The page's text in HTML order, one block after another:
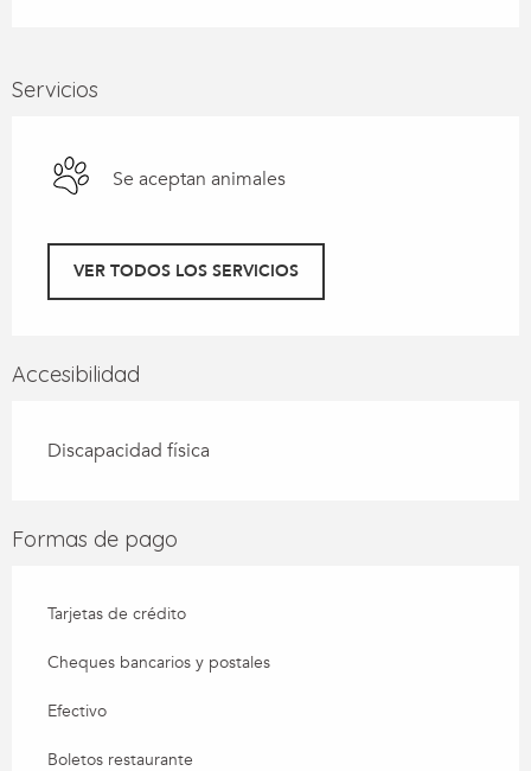
Servicios
Se aceptan animales
VER TODOS LOS SERVICIOS
Accesibilidad
Discapacidad física
Formas de pago
Tarjetas de crédito
Cheques bancarios y postales
Efectivo
Boletos restaurante